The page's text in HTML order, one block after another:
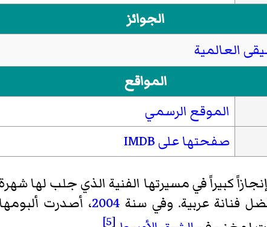
الجوائز
العالمية
المواقع
الموقع الرسمي
صفحتها على IMDB
كبيراً في مسيرتها الفنية الذي جلب لها
فنانة عربية. وفي سنة 2004، أصدرت ألبومها
[5]